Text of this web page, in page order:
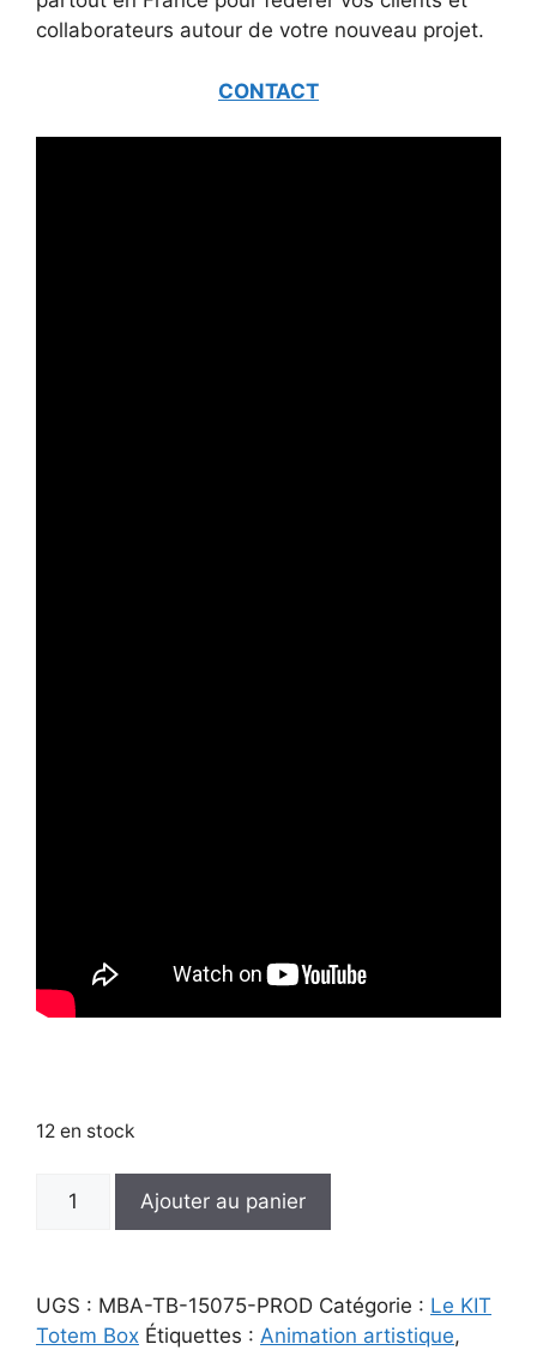
collaborateurs autour de votre nouveau projet.
CONTACT
12 en stock
de
Produit
Ajouter au panier
UGS : MBA-TB-15075-PROD Catégorie : Le KIT
Totem Box Étiquettes : Animation artistique,